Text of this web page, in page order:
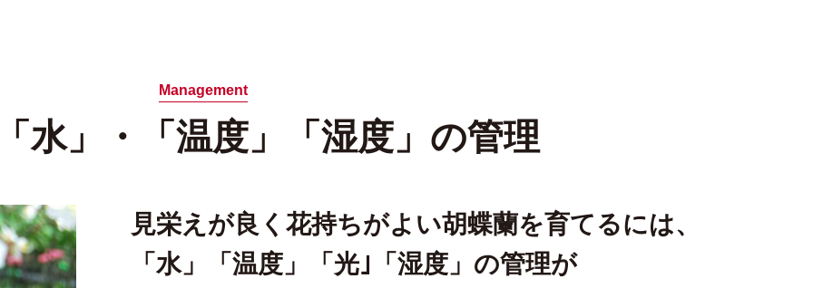
Management
水」・「温度」「湿度」の管理
見栄えが良く花持ちがよい胡蝶蘭を育てるには、
「水」「温度」「光｣「湿度」の管理が